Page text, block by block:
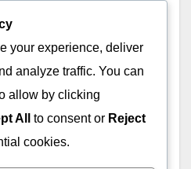
Comprendre la
réglementation du
système de noms de
domaine au Royaume-Uni
your experience, deliver
analyze traffic. You can
allow by clicking
All to consent or Reject
cookies.